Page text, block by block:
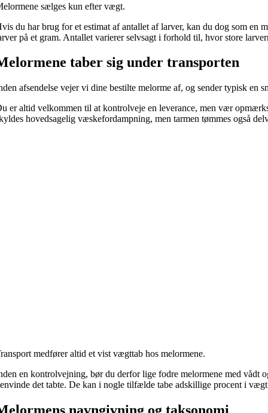
sælges kun efter vægt.
du har brug for et estimat af antallet af larver, kan du dog som en
på et gram. Antallet varierer selvsagt i forhold til, hvor store
taber sig under transporten
afsendelse vejer vi dine bestilte melorme af, og sender typisk en
er altid velkommen til at kontrolveje en leverance, men vær
hovedsagelig væskefordampning, men tarmen tømmes også
medfører altid et vist vægttab hos melormene.
en kontrolvejning, bør du derfor lige fodre melormene med vådt
det tabte. De kan i nogle tilfælde tabe adskillige procent i vægt